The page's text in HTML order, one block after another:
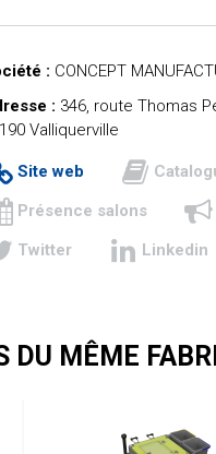
: CONCEPT
: 346, route Thomas
Valliquerville
Site web
Présence salons
Twitter
Linkedin
DU MÊME